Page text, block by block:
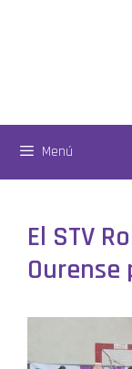
Menú
El STV